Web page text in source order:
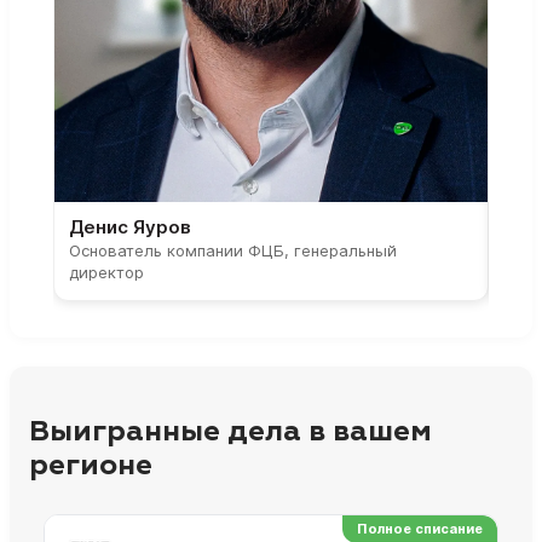
Денис Яуров
Основатель компании ФЦБ, генеральный
директор
Выигранные дела в вашем
регионе
Полное списание